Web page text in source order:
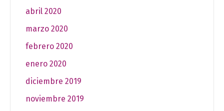
abril 2020
marzo 2020
febrero 2020
enero 2020
diciembre 2019
noviembre 2019